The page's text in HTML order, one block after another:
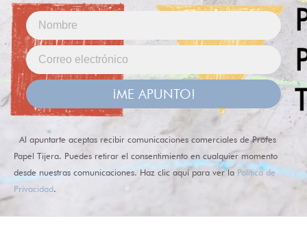
¡ME APUNTO!
Al apuntarte aceptas recibir comunicaciones comerciales de Profes
Papel Tijera. Puedes retirar el consentimiento en cualquier momento
desde nuestras comunicaciones. Haz clic aquí para ver la Política de
Privacidad.